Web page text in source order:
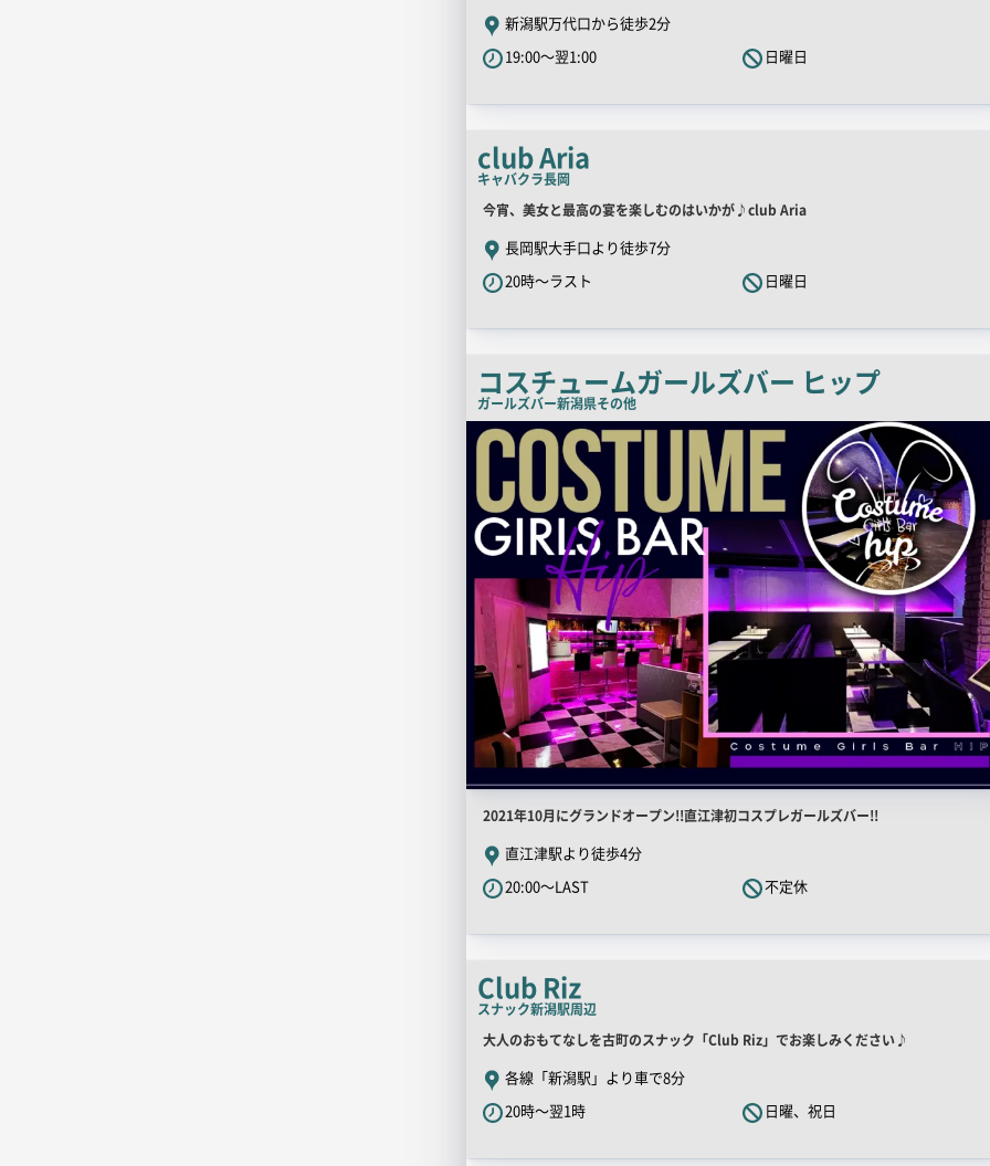
舗
PR
キ
チ
コ
新潟駅万代口から徒歩2分
19:00～翌1:00
日曜日
club Aria
キャバクラ長岡
店
舗
PR
キ
チ
コ
ピ
ー
今宵、美女と最高の宴を楽しむのはいかが♪club Aria
長岡駅大手口より徒歩7分
20時～ラスト
日曜日
コスチュームガールズバー ヒップ
ガールズバー新潟県その他
店
舗
店
舗
PR
キ
チ
コ
2021年10月にグランドオープン!!直江津初コスプレガールズバー!!
直江津駅より徒歩4分
20:00～LAST
不定休
Club Riz
スナック新潟駅周辺
店
舗
PR
キ
大人のおもてなしを古町のスナック「Club Riz」でお楽しみください♪
各線「新潟駅」より車で8分
20時～翌1時
日曜、祝日